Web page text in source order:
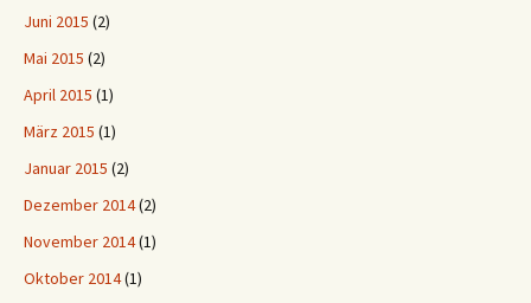
Juni 2015 (2)
Mai 2015 (2)
April 2015 (1)
März 2015 (1)
Januar 2015 (2)
Dezember 2014(2)
November 2014(1)
Oktober 2014(1)